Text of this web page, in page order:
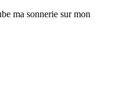
ma sonnerie sur mon